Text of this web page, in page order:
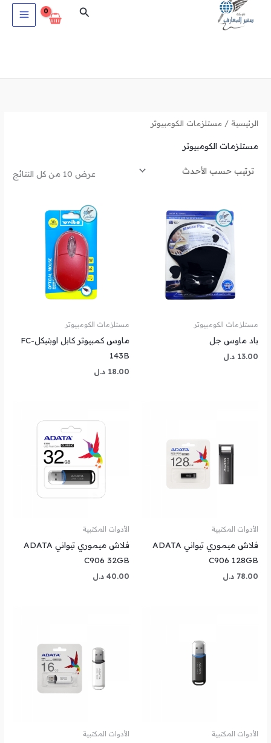
البحث
الرئيسية / مستلزمات الكومبيوتر
مستلزمات الكومبيوتر
عرض ⁦10⁩ من كل النتائج
تم
مستلزمات الكومبيوتر
باد ماوس جل
13.00 د.ل
مستلزمات الكومبيوتر
ماوس كمبيوتر كابل اوبتيكلFC-
143B
18.00 د.ل
الأدوات المكتبية
فلاش ميموري تيواني ADATA
C906 128GB
78.00 د.ل
الأدوات المكتبية
فلاش ميموري تيواني ADATA
C906 32GB
40.00 د.ل
الأدوات المكتبية الأدوات المكتبية